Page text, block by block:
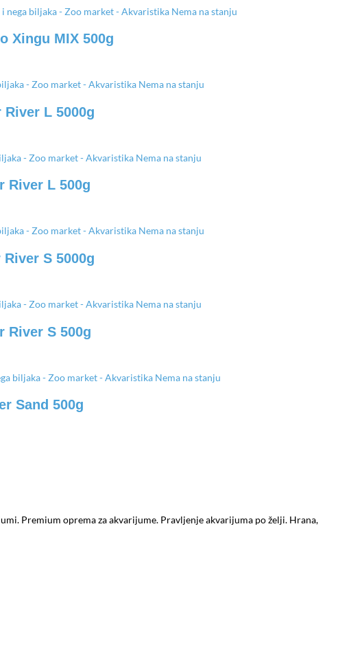
Nema na stanju
Xingu MIX 500g
Nema na stanju
L 5000g
Nema na stanju
River L 500g
Nema na stanju
S 5000g
Nema na stanju
River S 500g
Nema na stanju
Sand 500g
Premium oprema za akvarijume. Pravljenje akvarijuma po želji. Hrana,